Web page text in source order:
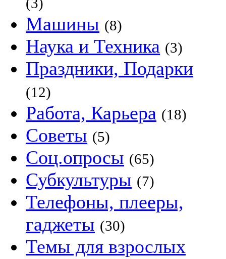
Машины (8)
Наука и Техника (3)
Праздники, Подарки
(12)
Работа, Карьера (18)
Советы (5)
Соц.опросы (65)
Субкультуры (7)
Телефоны, плееры,
гаджеты (30)
Темы для взрослых